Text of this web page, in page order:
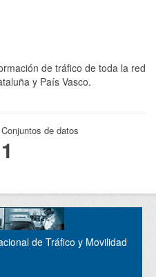
de tráfico de toda la red
y País Vasco.
Conjuntos de datos
1
de Tráfico y Movilidad